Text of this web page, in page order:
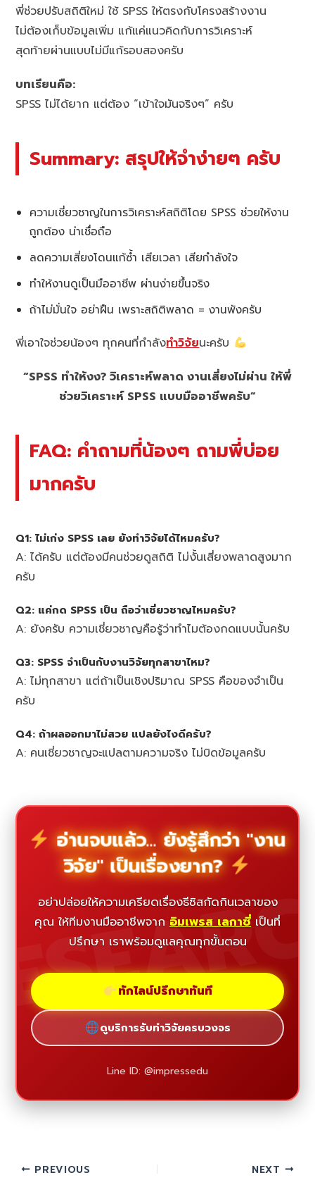
พี่ช่วยปรับสถิติใหม่ ใช้ SPSS ให้ตรงกับโครงสร้างงาน
ไม่ต้องเก็บข้อมูลเพิ่ม แก้แค่แนวคิดกับการวิเคราะห์
สุดท้ายผ่านแบบไม่มีแก้รอบสองครับ
บทเรียนคือ:
SPSS ไม่ได้ยาก แต่ต้อง “เข้าใจมันจริงๆ” ครับ
Summary: สรุปให้จำง่ายๆ ครับ
ความเชี่ยวชาญในการวิเคราะห์สถิติโดย SPSS ช่วยให้งาน
ถูกต้อง น่าเชื่อถือ
ลดความเสี่ยงโดนแก้ซ้ำ เสียเวลา เสียกำลังใจ
ทำให้งานดูเป็นมืออาชีพ ผ่านง่ายขึ้นจริง
ถ้าไม่มั่นใจ อย่าฝืน เพราะสถิติพลาด = งานพังครับ
พี่เอาใจช่วยน้องๆ ทุกคนที่กำลังทำวิจัยนะครับ
“SPSS ทำให้งง? วิเคราะห์พลาด งานเสี่ยงไม่ผ่าน ให้พี่
ช่วยวิเคราะห์ SPSS แบบมืออาชีพครับ”
FAQ: คำถามที่น้องๆ ถามพี่บ่อย
มากครับ
Q1: ไม่เก่ง SPSS เลย ยังทำวิจัยได้ไหมครับ?
A: ได้ครับ แต่ต้องมีคนช่วยดูสถิติ ไม่งั้นเสี่ยงพลาดสูงมาก
ครับ
Q2: แค่กด SPSS เป็น ถือว่าเชี่ยวชาญไหมครับ?
A: ยังครับ ความเชี่ยวชาญคือรู้ว่าทำไมต้องกดแบบนั้นครับ
Q3: SPSS จำเป็นกับงานวิจัยทุกสาขาไหม?
A: ไม่ทุกสาขา แต่ถ้าเป็นเชิงปริมาณ SPSS คือของจำเป็น
ครับ
Q4: ถ้าผลออกมาไม่สวย แปลยังไงดีครับ?
A: คนเชี่ยวชาญจะแปลตามความจริง ไม่บิดข้อมูลครับ
อ่านจบแล้ว... ยังรู้สึกว่า "งาน
วิจัย" เป็นเรื่องยาก?
อย่าปล่อยให้ความเครียดเรื่องธีซิสกัดกินเวลาของ
คุณ ให้ทีมงานมืออาชีพจาก อิมเพรส เลกาซี่ เป็นที่
ปรึกษา เราพร้อมดูแลคุณทุกขั้นตอน
ทักไลน์ปรึกษาทันที
ดูบริการรับทำวิจัยครบวงจร
Line ID: @impressedu
PREVIOUS NEXT